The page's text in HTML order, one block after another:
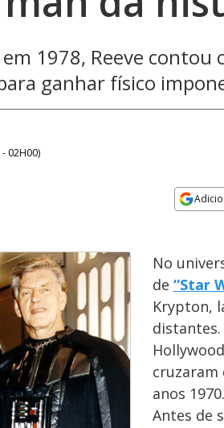
1978, Reeve contou
ganhar físico
02H00)
No
de “Star
Krypton,
cruzaram
anos 1970.
Antes de